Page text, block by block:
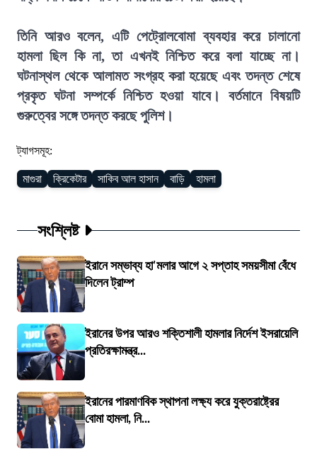
তিনি আরও বলেন, এটি পেট্রোলবোমা ব্যবহার করে চালানো
হামলা ছিল কি না, তা এখনই নিশ্চিত করে বলা যাচ্ছে না।
ঘটনাস্থল থেকে আলামত সংগ্রহ করা হয়েছে এবং তদন্ত শেষে
প্রকৃত ঘটনা সম্পর্কে নিশ্চিত হওয়া যাবে। বর্তমানে বিষয়টি
গুরুত্বের সঙ্গে তদন্ত করছে পুলিশ।
ট্যাগসমূহ:
মাগুরা ক্রিকেটার সাকিব আল হাসান বাড়ি হামলা
সংশ্লিষ্ট
ইরানে সম্ভাব্য হা'মলার আগে ২ সপ্তাহ সময়সীমা বেঁধে
দিলেন ট্রাম্প
ইরানের উপর আরও শক্তিশালী হামলার নির্দেশ ইসরায়েলি
প্রতিরক্ষামন্ত্র...
ইরানের পারমাণবিক স্থাপনা লক্ষ্য করে যুক্তরাষ্ট্রের
বোমা হামলা, নি...